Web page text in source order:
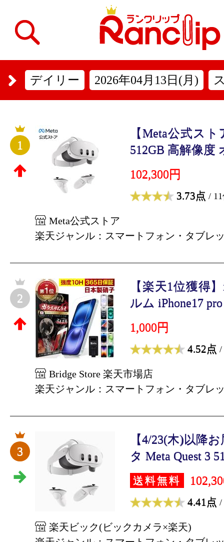
デイリー 2026年04月13日(月)
1
【Meta公式スト
512GB 高解像度
102,300円
3.73点 /
Meta公式ストア
楽天ジャンル：スマートフォン・タブレ
2
【楽天1位獲得
ルム iPhone17
1,000円
4.52点 /
Bridge Store 楽天市場店
楽天ジャンル：スマートフォン・タブレ
3
【4/23(木)以降
タ Meta Quest 3
送料無料
4.41点 /
楽天ビック(ビックカメラ×楽天)